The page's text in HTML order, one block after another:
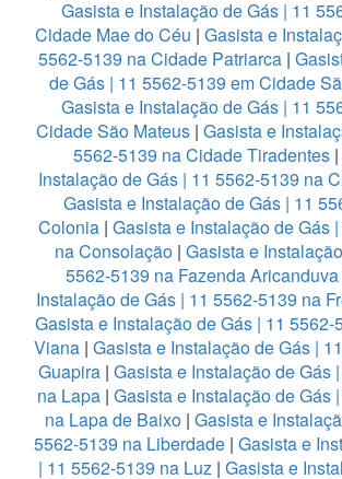
Gasista e Instalação de Gás | 11
Cidade Mae do Céu | Gasista e
5562-5139 na Cidade Patriarca|
de Gás | 11 5562-5139 em Cidade
Gasista e Instalação de Gás | 11
Cidade São Mateus | Gasista e
5562-5139 na Cidade Tiradentes |
Instalação de Gás | 11 5562-5139 na
Gasista e Instalação de Gás | 11
Colonia | Gasista e Instalação de Gás
na Consolação | Gasista e
5562-5139 na Fazenda Aricanduva
Instalação de Gás | 11 5562-5139 na
Gasista e Instalação de Gás | 11
Viana | Gasista e Instalação de Gás |
Guapira| Gasista e Instalação de Gás
na Lapa | Gasista e Instalação de Gás
na Lapa de Baixo | Gasista e
5562-5139 na Liberdade | Gasista e
| 11 5562-5139 na Luz | Gasista e